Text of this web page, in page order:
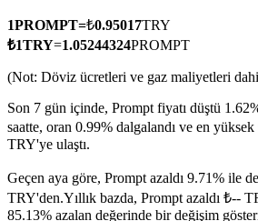
USDC'yi teminat olarak kullanan
1PROMPT=₺0.95017TRY
₺1TRY=1.05244324PROMPT
(Not: Döviz ücretleri ve gaz maliyetleri
Son 7 gün içinde, Prompt fiyatı düştü
saatte, oran 0.99% dalgalandı ve en
TRY'ye ulaştı.
Geçen aya göre, Prompt azaldı 9.71% ile
TRY'den.Yıllık bazda, Prompt azaldı ₺--
85.13% azalan değerinde bir değişim